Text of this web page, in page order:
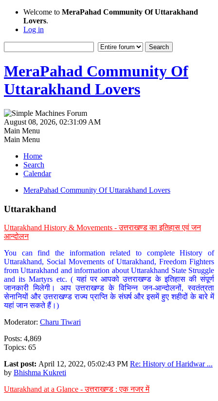
Welcome to MeraPahad Community Of Uttarakhand
Lovers.
Log in
MeraPahad Community Of
Uttarakhand Lovers
August 08, 2026, 02:31:09 AM
Main Menu
Main Menu
Home
Search
Calendar
MeraPahad Community Of Uttarakhand Lovers
Uttarakhand
Uttarakhand History & Movements - उत्तराखण्ड का इतिहास एवं जन
आन्दोलन
You can find the information related to complete History of
Uttarakhand, Social Movements of Uttarakhand, Freedom Fighters
from Uttarakhand and information about Uttarakhand State Struggle
and its Martyrs etc. ( यहां पर आपको उत्तराखण्ड के इतिहास की संपूर्ण
जानकारी मिलेगी। आप उत्तराखण्ड के विभिन्न जन-आन्दोलनों, स्वतंत्रता
सेनानियों और उत्तराखण्ड राज्य प्राप्ति के संघर्ष और इसमें हुए शहीदों के बारे में
यहां जान सकते हैं।)
Moderator: Charu Tiwari
Posts: 4,869
Topics: 65
Last post: April 12, 2022, 05:02:43 PM Re: History of Haridwar ...
by Bhishma Kukreti
Uttarakhand at a Glance - उत्तराखण्ड : एक नजर में